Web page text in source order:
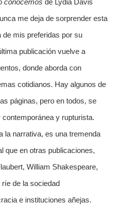
conocemos de Lydia Davis
me deja de sorprender esta
mis preferidas por su
publicación vuelve a
donde aborda con
cotidianos. Hay algunos de
páginas, pero en todos, se
y rupturista.
la narrativa, es una tremenda
que en otras publicaciones,
William Shakespeare,
de la sociedad
e instituciones añejas.